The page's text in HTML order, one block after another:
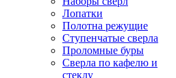
Лопатки
Полотна режущие
Ступенчатые сверла
Проломные буры
Сверла по кафелю и
стеклу